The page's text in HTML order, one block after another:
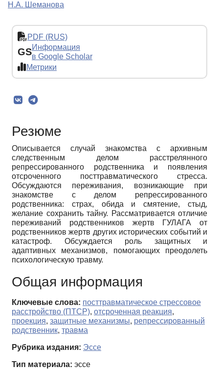
Н.А. Шеманова
PDF (RUS)
GSИнформация
в Google Scholar
Метрики
Резюме
Описывается случай знакомства с архивным
следственным делом расстрелянного
репрессированного родственника и появления
отсроченного посттравматического стресса.
Обсуждаются переживания, возникающие при
знакомстве с делом репрессированного
родственника: страх, обида и смятение, стыд,
желание сохранить тайну. Рассматривается отличие
переживаний родственников жертв ГУЛАГА от
родственников жертв других исторических событий и
катастроф. Обсуждается роль защитных и
адаптивных механизмов, помогающих преодолеть
психологическую травму.
Общая информация
Ключевые слова: посттравматическое стрессовое
расстройство (ПТСР), отсроченная реакция,
проекция, защитные механизмы, репрессированный
родственник, травма
Рубрика издания: Эссе
Тип материала: эссе